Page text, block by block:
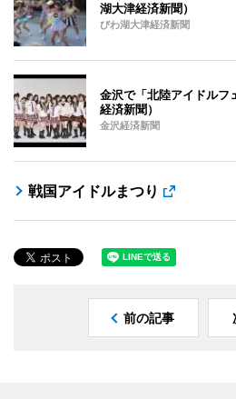
湖大津経済新聞）
びわ湖大津経済新聞
金沢で「北陸アイドルフ
経済新聞）
金沢経済新聞
戦国アイドルまつり
前の記事